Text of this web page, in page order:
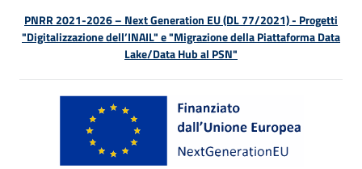
PNRR 2021-2026 – Next Generation EU (DL 77/2021) - Progetti
"Digitalizzazione dell’INAIL" e "Migrazione della Piattaforma Data
Lake/Data Hub al PSN"